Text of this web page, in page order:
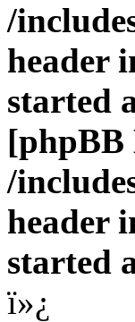
/
header
started
[phpBB
/
header
started
ï»¿